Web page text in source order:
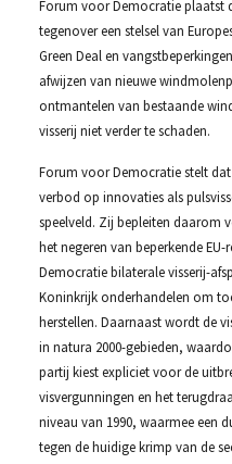
Forum voor Democratie plaatst
tegenover een stelsel van
Green Deal en
afwijzen van nieuwe
ontmantelen van bestaande
visserij niet verder te schaden.
Forum voor Democratie stelt
verbod op innovaties als
speelveld. Zij bepleiten daarom
het negeren van beperkende
Democratie bilaterale visserij-
Koninkrijk onderhandelen om
herstellen. Daarnaast wordt de
in natura 2000-gebieden,
partij kiest expliciet voor de
visvergunningen en het
niveau van 1990, waarmee een
tegen de huidige krimp van de